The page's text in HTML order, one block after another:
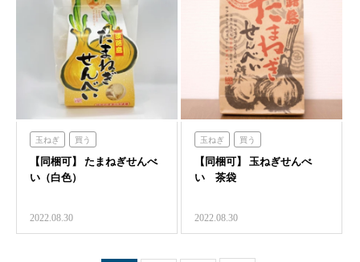
玉ねぎ 買う
【同梱可】 たまねぎせんべ
い（白色）
2022.08.30
玉ねぎ 買う
【同梱可】 玉ねぎせんべ
い 茶袋
2022.08.30